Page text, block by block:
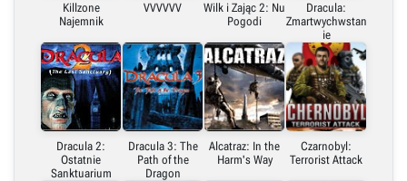
Killzone
Najemnik
VVVVVV
Wilk i Zając 2: Nu
Pogodi
Dracula:
Zmartwychwstan
ie
Dracula 2:
Ostatnie
Sanktuarium
Dracula 3: The
Path of the
Dragon
Alcatraz: In the
Harm's Way
Czarnobyl:
Terrorist Attack